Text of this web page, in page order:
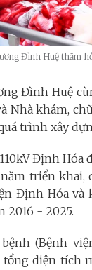
Đình Huệ thăm
Đình Huệ
Nhà khám,
trình xây
Định
năm triển
Định Hóa và
2016 - 2025.
(Bệnh
diện tích